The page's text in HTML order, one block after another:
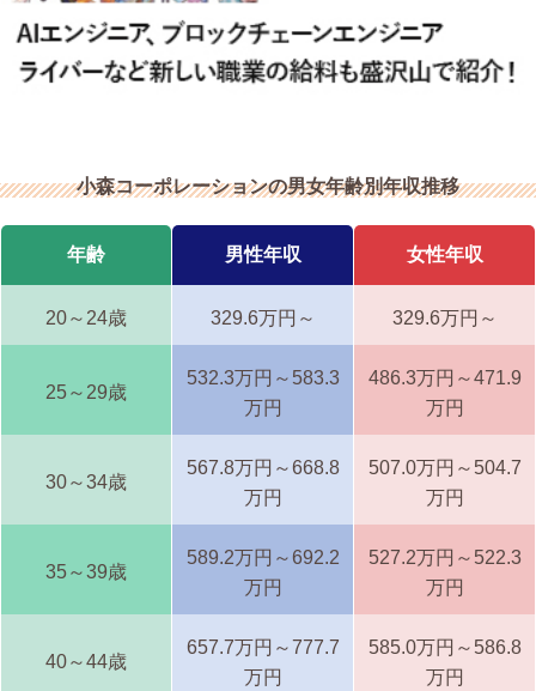
小森コーポレーションの男女年齢別年収推移
年齢 男性年収 女性年収
20～24歳 329.6万円～ 329.6万円～
25～29歳
532.3万円～583.3
万円
486.3万円～471.9
万円
30～34歳
567.8万円～668.8
万円
507.0万円～504.7
万円
35～39歳
589.2万円～692.2
万円
527.2万円～522.3
万円
40～44歳
657.7万円～777.7
万円
585.0万円～586.8
万円